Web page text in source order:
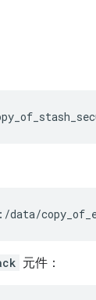
元件：